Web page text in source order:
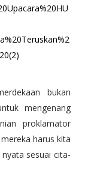
bukan
mengenang
proklamator
harus kita
sesuai cita-